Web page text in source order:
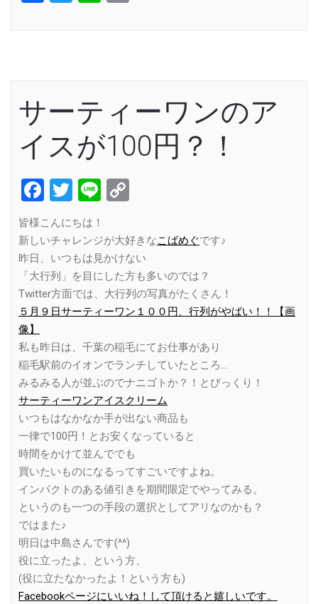
サーティーワンのア
イスが100円？！
Facebook
Twitter
Line
皆様こんにちは！
新しいチャレンジが大好きなこばめぐです♪
昨日、いつもは見かけない
「大行列」を目にした方も多いのでは？
Twitter方面では、大行列の写真がたくさん！
５月９日サーティーワン１００円、行列がやばい！！【画
像】
私も昨日は、千葉の稲毛にてお仕事があり
稲毛駅前のイオンでランチしていたところ…
みるみる人が並ぶのでナニゴトか？！とびっくり！
サーティーワンアイスクリーム
いつもはなかなか手が出ない商品も
一律で100円！とお安くなっていると
時間をかけて並んででも
買いたいものになるってすごいですよね。
インパクトのある値引きを期間限定でやってみる。
というのも一つの手段の選択としてアリなのかも？
ではまた♪
明日は中島さんです(^^)
役に立ったよ、という方、
(役に立たなかったよ！という方も)
Facebookページにいいね！して頂けると嬉しいです。